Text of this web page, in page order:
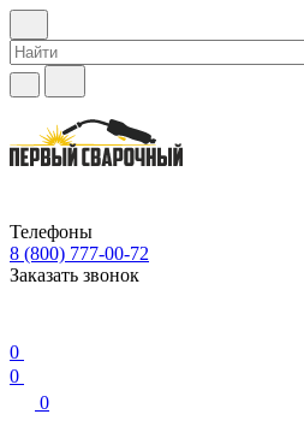
Телефоны
8 (800) 777-00-72
Заказать звонок
0
0
0